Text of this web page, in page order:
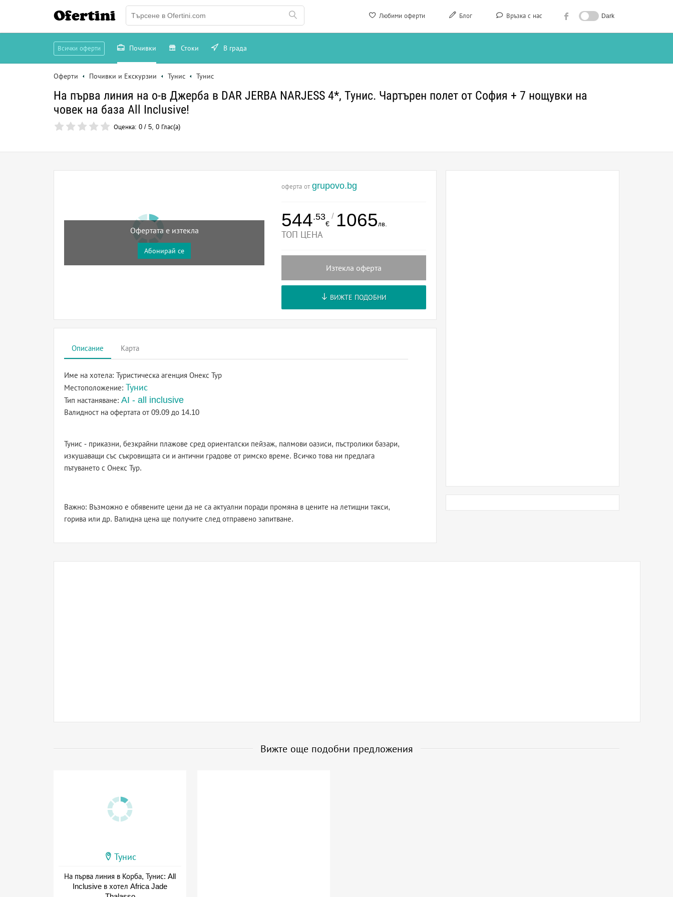
Любими оферти Блог Връзка с нас Dark
Ofertini
Всички оферти Почивки Стоки В града
Оферти Почивки и Екскурзии Тунис Тунис
На първа линия на о-в Джерба в DAR JERBA NARJESS 4*, Тунис. Чартърен полет от София + 7 нощувки на
човек на база All Inclusive!
Оценка: 0 / 5, 0 Глас(а)
Офертата е изтекла
Абонирай се
оферта от grupovo.bg
544.53
€
/ 1065лв.
ТОП ЦЕНА
Изтекла оферта
ВИЖТЕ ПОДОБНИ
Описание Карта
Име на хотела: Туристическа агенция Онекс Тур
Местоположение: Тунис
Тип настаняване: AI - all inclusive
Валидност на офертата от 09.09 до 14.10
Тунис - приказни, безкрайни плажове сред ориенталски пейзаж, палмови оазиси, пъстролики базари,
изкушаващи със съкровищата си и антични градове от римско време. Всичко това ни предлага
пътуването с Онекс Тур.
Важно: Възможно е обявените цени да не са актуални поради промяна в цените на летищни такси,
горива или др. Валидна цена ще получите след отправено запитване.
Вижте още подобни предложения
Тунис
На първа линия в Корба, Тунис: All
Inclusive в хотел Africa Jade